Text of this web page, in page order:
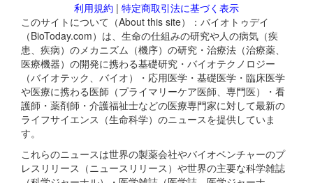
利用規約 | 特定商取引法に基づく表示
このサイトについて（About this site）：バイオトゥデイ
（BioToday.com）は、生命の仕組みの研究や人の病気（疾
患、疾病）のメカニズム（機序）の研究・治療法（治療薬、
医療機器）の開発に携わる基礎研究・バイオテクノロジー
（バイオテック、バイオ）・応用医学・基礎医学・臨床医学
や医療に携わる医師（プライマリーケア医師、専門医）・看
護師・薬剤師・介護福祉士などの医療専門家に対して最新の
ライフサイエンス（生命科学）のニュースを提供していま
す。
これらのニュースは世界の製薬会社やバイオベンチャーのプ
レスリリース（ニュースリリース）や世界の主要な科学雑誌